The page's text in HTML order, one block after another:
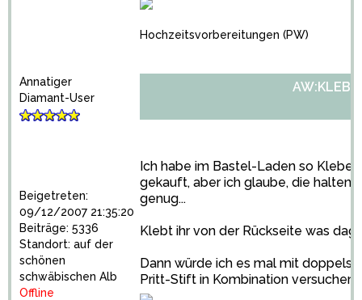
Hochzeitsvorbereitungen (PW)
Annatiger
Diamant-User
Beigetreten:
09/12/2007 21:35:20
Beiträge: 5336
Standort: auf der
schönen
schwäbischen Alb
Offline
Ich habe im Bastel-Laden so
gekauft, aber ich glaube, die halten
genug...
Klebt ihr von der Rückseite was
Dann würde ich es mal mit
Pritt-Stift in Kombination versuchen.